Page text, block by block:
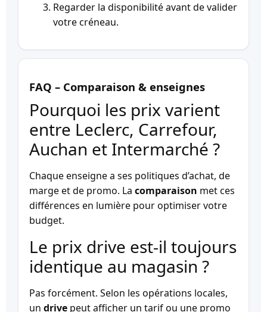
Regarder la disponibilité avant de valider
votre créneau.
FAQ – Comparaison & enseignes
Pourquoi les prix varient
entre Leclerc, Carrefour,
Auchan et Intermarché ?
Chaque enseigne a ses politiques d’achat, de
marge et de promo. La comparaison met ces
différences en lumière pour optimiser votre
budget.
Le prix drive est-il toujours
identique au magasin ?
Pas forcément. Selon les opérations locales,
un drive peut afficher un tarif ou une promo